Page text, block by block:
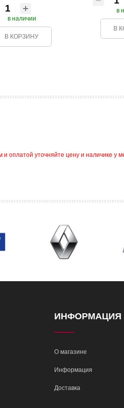
в наличии
В КОРЗИНУ
в
В
оплатой уточняйте цену и наличике у
ИНФОРМАЦИЯ
О магазине
Информация
Доставка